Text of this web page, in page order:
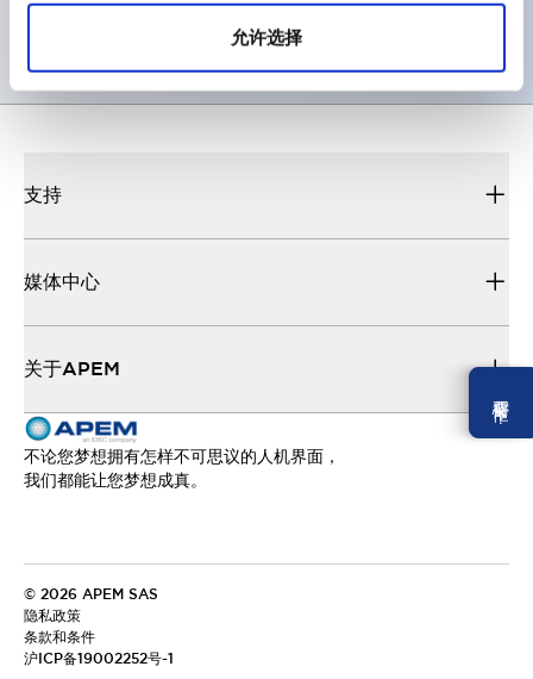
允许选择
需要幫忙 ？
物超所值。
支持
媒体中心
关于APEM
不论您梦想拥有怎样不可思议的人机界面，
我们都能让您梦想成真。
© 2026 APEM SAS
隐私政策
条款和条件
沪ICP备19002252号-1